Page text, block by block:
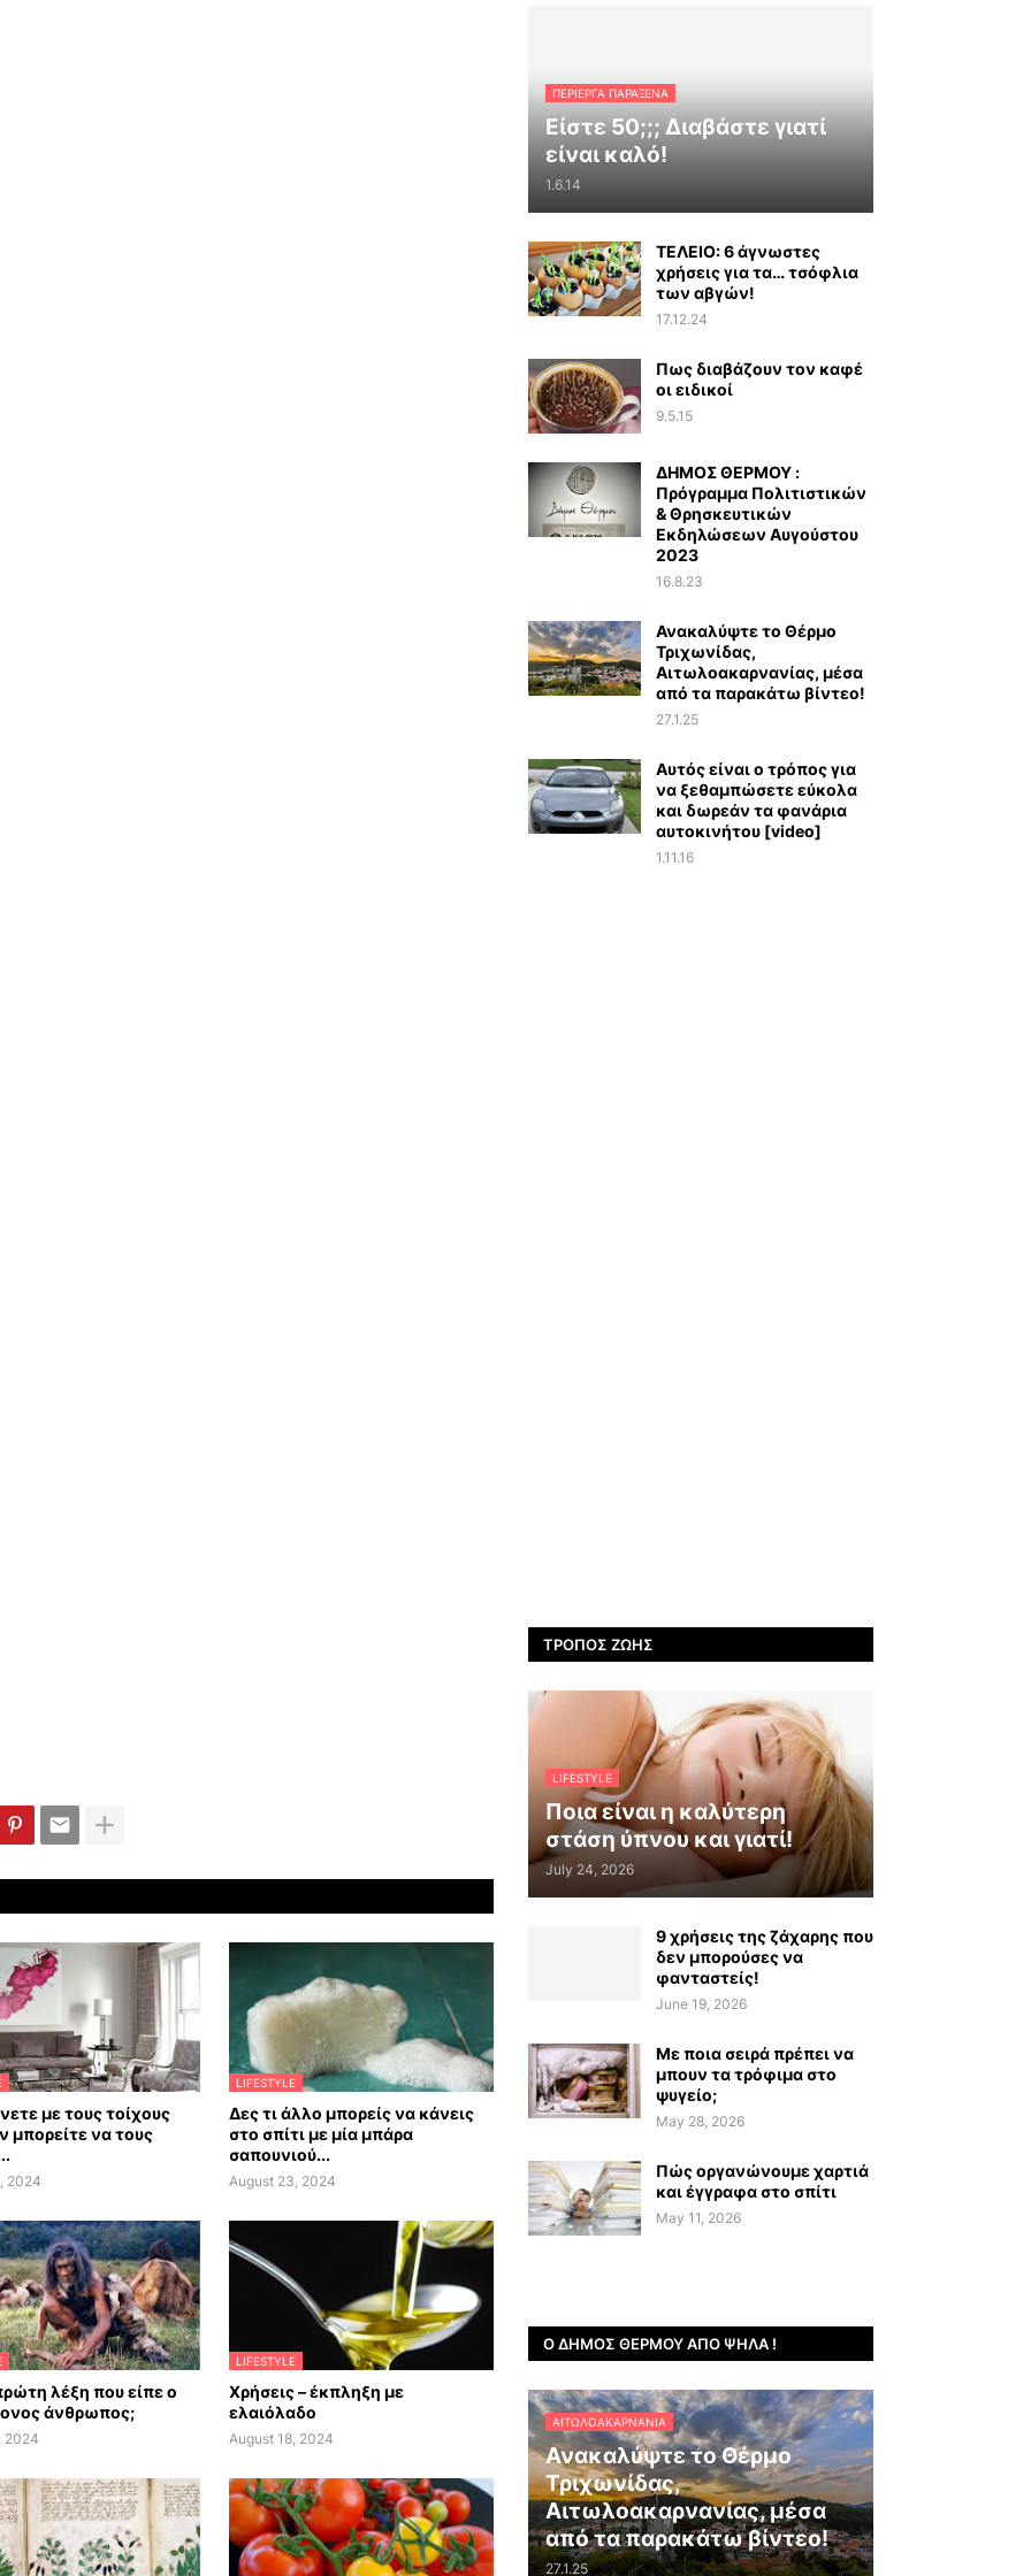
με τους τοίχους
μπορείτε να τους
2024
LIFESTYLE
Δες τι άλλο μπορείς να κάνεις
στο σπίτι με μία μπάρα
σαπουνιού...
August 23, 2024
λέξη που είπε ο
άνθρωπος;
2024
LIFESTYLE
Χρήσεις – έκπληξη με
ελαιόλαδο
August 18, 2024
ΠΕΡΊΕΡΓΑ ΠΑΡΆΞΕΝΑ
Είστε 50;;; Διαβάστε γιατί
είναι καλό!
1.6.14
ΤΕΛΕΙΟ: 6 άγνωστες
χρήσεις για τα… τσόφλια
των αβγών!
17.12.24
Πως διαβάζουν τον καφέ
οι ειδικοί
9.5.15
ΔΗΜΟΣ ΘΕΡΜΟΥ :
Πρόγραμμα Πολιτιστικών
& Θρησκευτικών
Εκδηλώσεων Αυγούστου
2023
16.8.23
Ανακαλύψτε το Θέρμο
Τριχωνίδας,
Αιτωλοακαρνανίας, μέσα
από τα παρακάτω βίντεο!
27.1.25
Αυτός είναι ο τρόπος για
να ξεθαμπώσετε εύκολα
και δωρεάν τα φανάρια
αυτοκινήτου [video]
1.11.16
ΤΡΌΠΟΣ ΖΩΉΣ
LIFESTYLE
Ποια είναι η καλύτερη
στάση ύπνου και γιατί!
July 24, 2026
9 χρήσεις της ζάχαρης που
δεν μπορούσες να
φανταστείς!
June 19, 2026
Με ποια σειρά πρέπει να
μπουν τα τρόφιμα στο
ψυγείο;
May 28, 2026
Πώς οργανώνουμε χαρτιά
και έγγραφα στο σπίτι
May 11, 2026
Ο ΔΉΜΟΣ ΘΈΡΜΟΥ ΑΠΌ ΨΗΛΆ !
ΑΙΤΩΛΟΑΚΑΡΝΑΝΊΑ
Ανακαλύψτε το Θέρμο
Τριχωνίδας,
Αιτωλοακαρνανίας, μέσα
από τα παρακάτω βίντεο!
27.1.25